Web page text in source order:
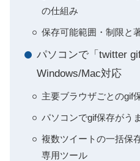
の仕組み
保存可能範囲・制限と
パソコンで「twitter
Windows/Mac対応
主要ブラウザごとのgif
パソコンでgif保存がう
複数ツイートの一括保
専用ツール